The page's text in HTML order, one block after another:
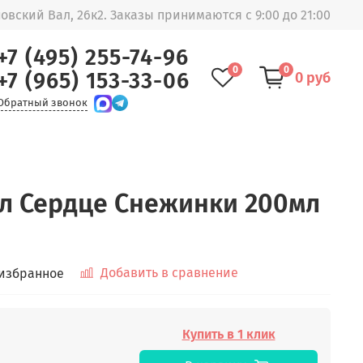
Вал, 26к2. Заказы принимаются с 9:00 до 21:00
(495) 255-74-96
(965) 153-33-06
звонок
0 0 0 руб
Сердце Снежинки 200мл
Добавить в сравнение
Купить в 1 клик